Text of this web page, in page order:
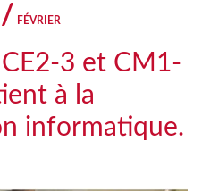
FÉVRIER
CE2-3 et CM1-
à la
informatique.